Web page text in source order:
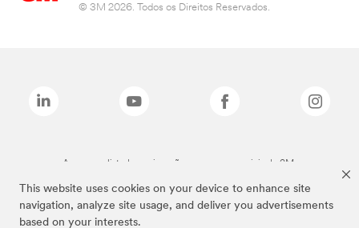
This website uses cookies on your device to enhance site
navigation, analyze site usage, and deliver you advertisements
based on your interests.
© 3M 2026. Todos os Direitos Reservados.
As marcas listadas a cima são marcas comerciais da 3M.